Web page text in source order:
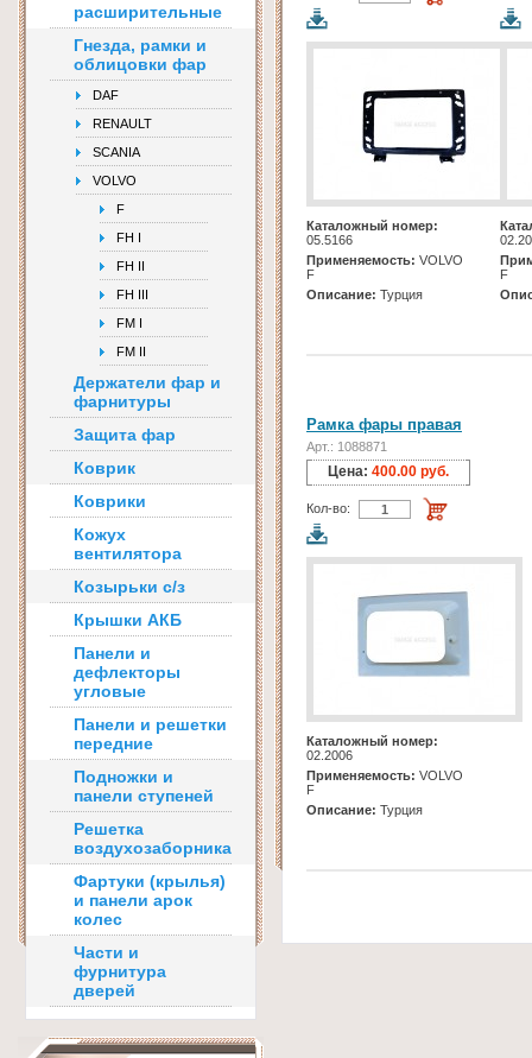
расширительные
Гнезда, рамки и
облицовки фар
DAF
RENAULT
SCANIA
VOLVO
F
FH I
FH II
FH III
FM I
FM II
Держатели фар и
фарнитуры
Защита фар
Коврик
Коврики
Кожух
вентилятора
Козырьки с/з
Крышки АКБ
Панели и
дефлекторы
угловые
Панели и решетки
передние
Подножки и
панели ступеней
Решетка
воздухозаборника
Фартуки (крылья)
и панели арок
колес
Части и
фурнитура
дверей
Каталожный номер:
05.5166
Применяемость: VOLVO
F
Описание: Турция
F
Рамка фары правая
Арт.: 1088871
Цена: 400.00 руб.
Кол-во:
Каталожный номер:
02.2006
Применяемость: VOLVO
F
Описание: Турция